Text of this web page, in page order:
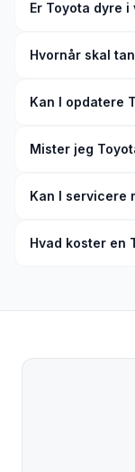
Er Toyota dyre
Hvornår skal
Kan I opdatere
Mister jeg
Kan I servicere
Hvad koster en